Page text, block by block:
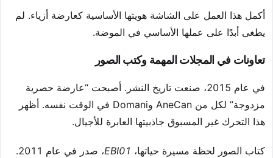
أكمل هذا العمل على الشاشة هويتها الأساسية كعارضة أزياء. لم
يطغى أبدًا على عملها الأساسي في الموضة.
تعاونات في المجلات المهمة وكتب الصور
في عام 2015، صنعت تاريخ النشر. أصبحت “عارضة حصرية
مزدوجة” لكل من AneCan وDomani في الوقت نفسه. أظهر
هذا التحرك غير المسبوق جاذبيتها العابرة للأجيال.
كتاب الصور لحظة مسيرة حياتها، EBI01
، صدر في عام 2011.